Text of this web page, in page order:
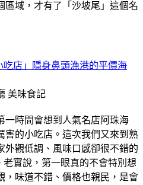
區域，才有了「沙坡尾」這個名
店」隱身鼻頭漁港的平價海
美味食記
一時間會想到人氣名店阿珠海
害的小吃店。這次我們又來到熟
外觀低調、風味口感卻很不錯的
老實說，第一眼真的不會特別想
，味道不錯、價格也親民，是會